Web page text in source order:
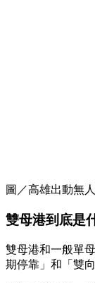
圖／高雄出動無
雙母港到底是
雙母港和一般單
期停靠」和「雙向